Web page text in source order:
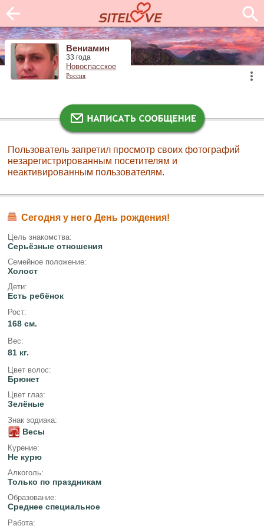
Вениамин
33 года
Новоспасское
Россия
Пользователь запретил просмотр своих фотографий
незарегистрированным посетителям и
неактивированным пользователям.
Сегодня у него День рождения!
Цель знакомства:
Серьёзные отношения
Семейное положение:
Холост
Дети:
Есть ребёнок
Рост:
168 см.
Вес:
81 кг.
Цвет волос:
Брюнет
Цвет глаз:
Зелёные
Знак зодиака:
Весы
Курение:
Не курю
Алкоголь:
Только по праздникам
Образование:
Среднее специальное
Работа: